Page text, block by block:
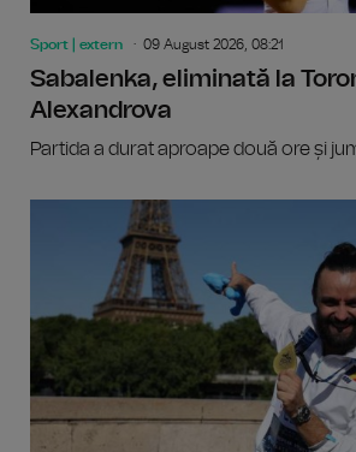
Sport | extern 09 August 2026, 08:21
Sabalenka, eliminată la
Alexandrova
Partida a durat aproape două ore și